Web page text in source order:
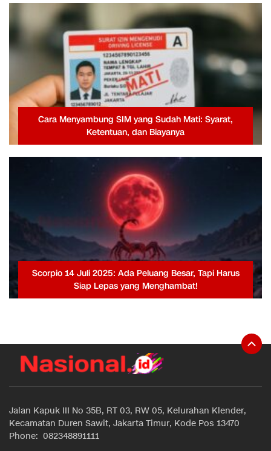
Cara Menyambung SIM yang Sudah Mati: Syarat,
Ketentuan, dan Biayanya
Scorpio 14 Juli 2025: Ada Peluang Besar, Tapi Harus
Siap Lepas yang Menghambat!
Jalan Kapuk III No 35B, RT 03, RW 05, Kelurahan Klender,
Kecamatan Duren Sawit, Jakarta Timur, Kode Pos 13470
Phone: 082348891111